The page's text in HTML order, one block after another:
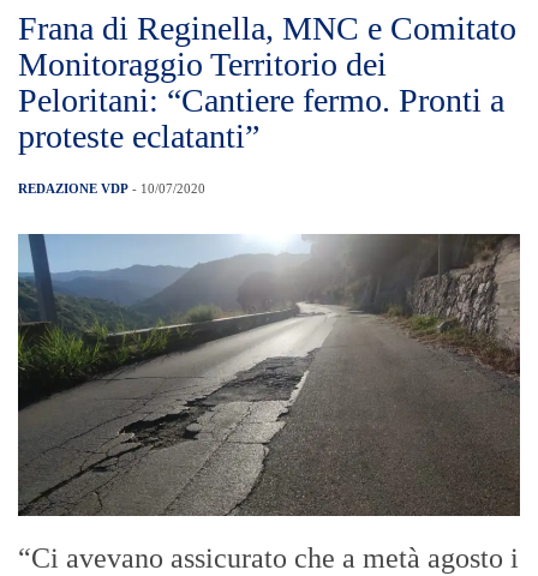
Frana di Reginella, MNC e Comitato
Monitoraggio Territorio dei
Peloritani: “Cantiere fermo. Pronti a
proteste eclatanti”
REDAZIONE VDP - 10/07/2020
“Ci avevano assicurato che a metà agosto i